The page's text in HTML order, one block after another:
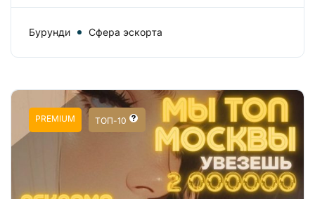
Бурунди Сфера эскорта
PREMIUM ТОП-10